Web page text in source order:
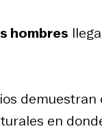
hombres
demuestran
en